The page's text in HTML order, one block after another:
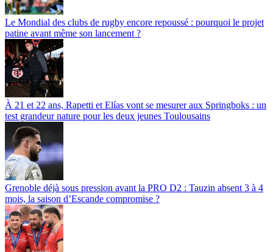
Le Mondial des clubs de rugby encore repoussé : pourquoi le projet
patine avant même son lancement ?
À 21 et 22 ans, Rapetti et Elías vont se mesurer aux Springboks : un
test grandeur nature pour les deux jeunes Toulousains
Grenoble déjà sous pression avant la PRO D2 : Tauzin absent 3 à 4
mois, la saison d’Escande compromise ?